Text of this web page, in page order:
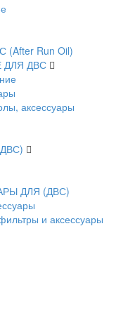
(After Run Oil)
ДЛЯ ДВС
аксессуары
ДЛЯ (ДВС)
и аксессуары